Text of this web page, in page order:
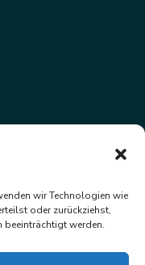
wir Technologien wie
oder zurückziehst,
beeinträchtigt werden.